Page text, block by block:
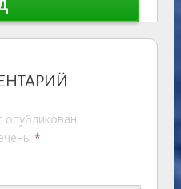
опубликован.
*